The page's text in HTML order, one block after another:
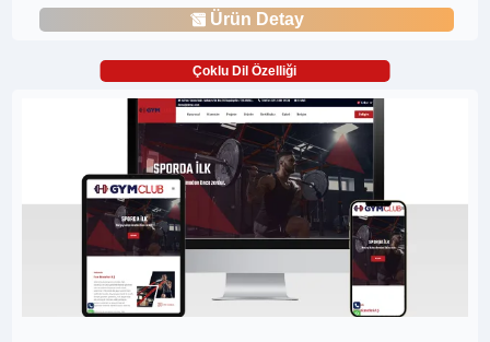
Ürün Detay
Çoklu Dil Özelliği